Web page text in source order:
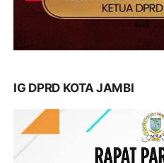
IG DPRD KOTA JAMBI